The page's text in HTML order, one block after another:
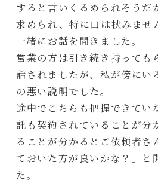
すると言いくるめられそうだ
求められ、特に口は挟みませ
一緒にお話を聞きました。
営業の方は引き続き持っても
話されましたが、私が傍にい
の悪い説明でした。
途中でこちらも把握できてい
託も契約されていることが分
ることが分かるとご依頼者さ
ておいた方が良いかな？」と
た。